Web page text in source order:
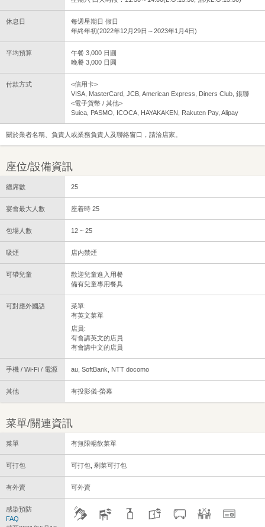
休息日
每週星期日 假日
年終年初(2022年12月29日～2023年1月4日)
平均預算
午餐 3,000 日圓
晚餐 3,000 日圓
付款方式
<信用卡>
VISA, MasterCard, JCB, American Express, Diners Club, 銀聯
<電子貨幣 / 其他>
Suica, PASMO, ICOCA, HAYAKAKEN, Rakuten Pay, Alipay
關於業者名稱、負責人或業務負責人及聯絡窗口，請洽店家。
座位/設備資訊
總席數 25
宴會最大人數 座着時 25
包場人數 12 ~ 25
吸煙 店内禁煙
可帶兒童
歡迎兒童進入用餐
備有兒童專用餐具
可對應外國語
菜單:
有英文菜單
店員:
有會講英文的店員
有會講中文的店員
手機 / Wi-Fi / 電源 au, SoftBank, NTT docomo
其他 有投影儀·螢幕
菜單/關連資訊
菜單 有無限暢飲菜單
可打包 可打包, 剩菜可打包
有外賣 可外賣
感染預防
FAQ